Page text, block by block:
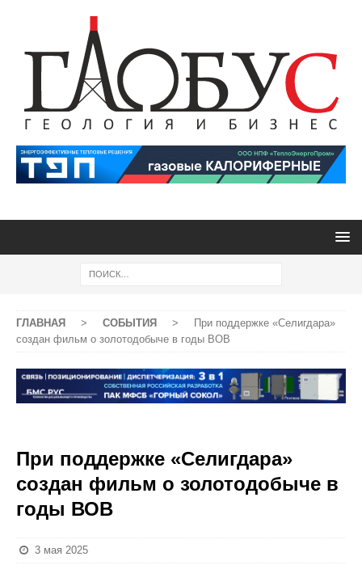
ГЛАВНАЯ > СОБЫТИЯ >
При поддержке «Селигдара»
создан фильм о золотодобыче в годы ВОВ
При поддержке «Селигдара»
создан фильм о золотодобыче в
годы ВОВ
3 мая 2025